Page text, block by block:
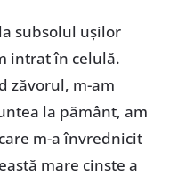
subsolul ușilor
intrat în celulă.
zăvorul, m-am
la pământ, am
m-a învrednicit
mare cinste a